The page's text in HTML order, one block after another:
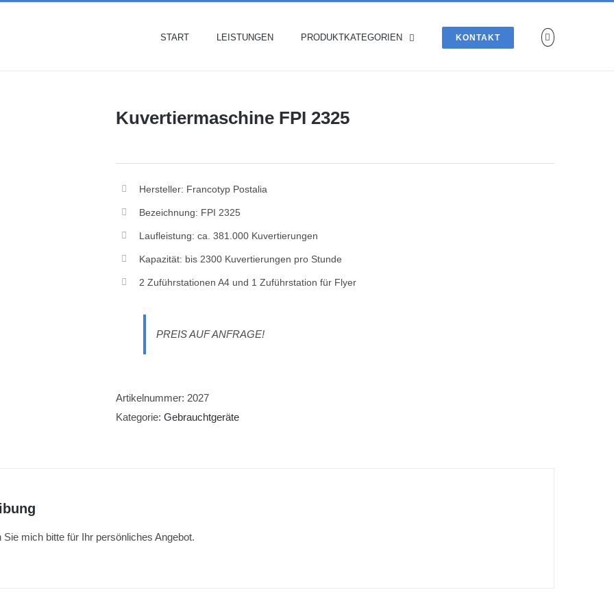
START LEISTUNGEN PRODUKTKATEGORIEN KONTAKT
Kuvertiermaschine FPI 2325
Hersteller: Francotyp Postalia
Bezeichnung: FPI 2325
Laufleistung: ca. 381.000 Kuvertierungen
Kapazität: bis 2300 Kuvertierungen pro Stunde
2 Zuführstationen A4 und 1 Zuführstation für Flyer
PREIS AUF ANFRAGE!
Artikelnummer: 2027
Kategorie: Gebrauchtgeräte
Sie mich bitte für Ihr persönliches Angebot.